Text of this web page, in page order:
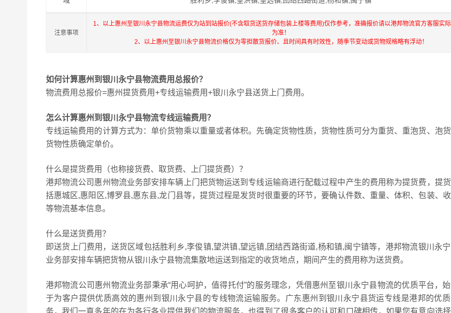
注意事项
1、以上惠州至银川永宁县物流运费仅为站到站报价(不含取货送货存储包装上楼等费用)仅作参考，准确报价请以港邦物流官方客服实
为准！
2、以上惠州至银川永宁县物流价格仅为零担散货报价、且时间具有时效性，随季节变动或货物规格略有浮动！
如何计算惠州到银川永宁县物流费用总报价？
物流费用总报价=惠州提货费用+专线运输费用+银川永宁县送货上门费用。
怎么计算惠州到银川永宁县物流专线运输费用？
专线运输费用的计算方式为：单价货物乘以重量或者体积。先确定货物性质，货物性质可分为重货、重泡货、泡
货物性质确定单价。
什么是提货费用（也称接货费、取货费、上门提货费）？
港邦物流公司惠州物流业务部安排车辆上门把货物运送到专线运输商进行配载过程中产生的费用称为提货费，提
括惠城区,惠阳区,博罗县,惠东县,龙门县等，提货过程是发货时很重要的环节，要确认件数、重量、体积、包装、
等物流基本信息。
什么是送货费用？
即送货上门费用，送货区域包括胜利乡,李俊镇,望洪镇,望远镇,团结西路街道,杨和镇,闽宁镇等，港邦物流银川永
业务部安排车辆把货物从银川永宁县物流集散地运送到指定的收货地点，期间产生的费用称为送货费。
港邦物流公司惠州物流业务部秉承“用心呵护，值得托付”的服务理念，凭借惠州至银川永宁县物流的优质平台，
于为客户提供优质高效的惠州到银川永宁县的专线物流运输服务。广东惠州到银川永宁县货运专线是港邦的优
务，我们一直多年的在为各行各业提供我们的物流服务，也得到了很多客户的认可和口碑相传，如果您有意向选